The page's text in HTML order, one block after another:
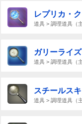
レプリカ・
道具 > 調理道具（
ガリーライ
道具 > 調理道具（
スチールス
道具 > 調理道具（